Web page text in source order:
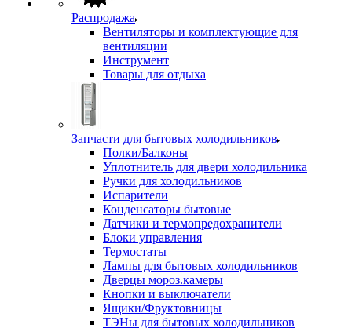
Распродажа
Вентиляторы и комплектующие для
вентиляции
Инструмент
Товары для отдыха
Запчасти для бытовых холодильников
Полки/Балконы
Уплотнитель для двери холодильника
Ручки для холодильников
Испарители
Конденсаторы бытовые
Датчики и термопредохранители
Блоки управления
Термостаты
Лампы для бытовых холодильников
Дверцы мороз.камеры
Кнопки и выключатели
Ящики/Фруктовницы
ТЭНы для бытовых холодильников